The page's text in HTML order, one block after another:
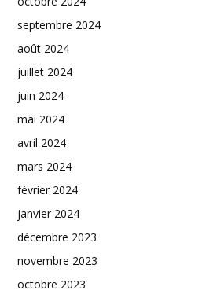
septembre 2024
août 2024
juillet 2024
juin 2024
mai 2024
avril 2024
mars 2024
février 2024
janvier 2024
décembre 2023
novembre 2023
octobre 2023